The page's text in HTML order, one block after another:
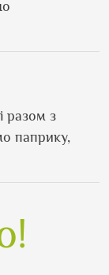
разом з
паприку,